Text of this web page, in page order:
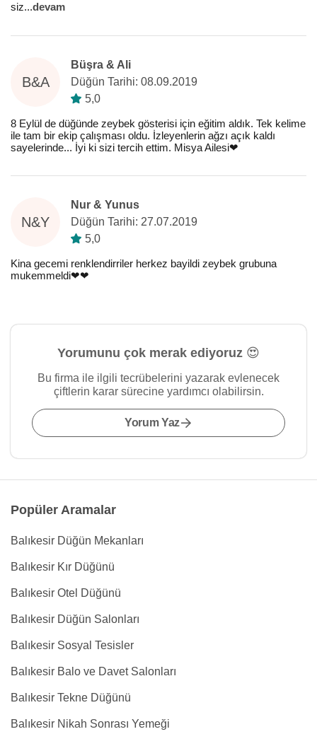
siz...devam
B&A
Büşra & Ali
Düğün Tarihi: 08.09.2019
5,0
8 Eylül de düğünde zeybek gösterisi için eğitim aldık. Tek kelime
ile tam bir ekip çalışması oldu. İzleyenlerin ağzı açık kaldı
sayelerinde... İyi ki sizi tercih ettim. Misya Ailesi❤️
N&Y
Nur & Yunus
Düğün Tarihi: 27.07.2019
5,0
Kina gecemi renklendirriler herkez bayildi zeybek grubuna
mukemmeldi❤❤
Yorumunu çok merak ediyoruz 😍
Bu firma ile ilgili tecrübelerini yazarak evlenecek
çiftlerin karar sürecine yardımcı olabilirsin.
Yorum Yaz
Popüler Aramalar
Balıkesir Düğün Mekanları
Balıkesir Kır Düğünü
Balıkesir Otel Düğünü
Balıkesir Düğün Salonları
Balıkesir Sosyal Tesisler
Balıkesir Balo ve Davet Salonları
Balıkesir Tekne Düğünü
Balıkesir Nikah Sonrası Yemeği